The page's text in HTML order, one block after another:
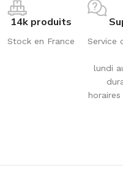
14k produits
Stock en France
Service
lundi